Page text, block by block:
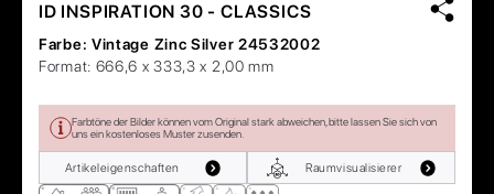
ID INSPIRATION 30 - CLASSICS
Farbe: Vintage Zinc Silver 24532002
Format: 666,6 x 333,3 x 2,00 mm
Farbtöne der Bilder können vom Original stark abweichen, bitte lassen Sie sich von
uns ein kostenloses Muster zusenden.
Artikeleigenschaften Raumvisualisierer